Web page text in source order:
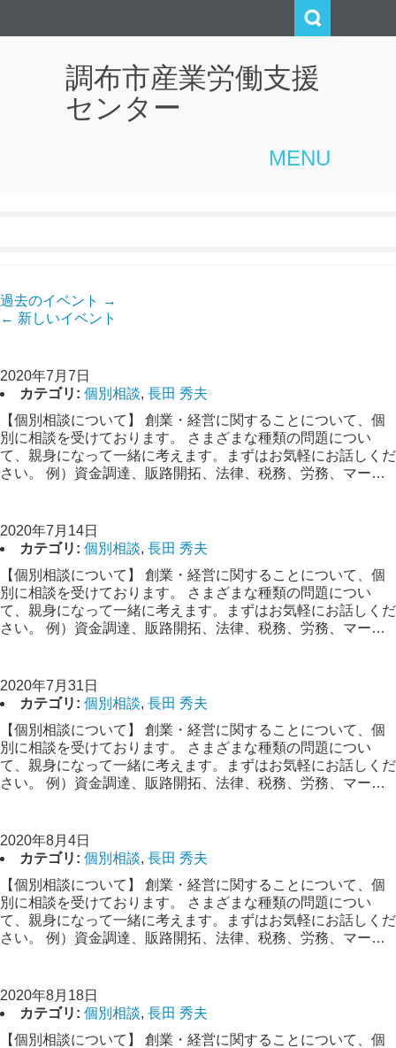
調布市産業労働支援
センター
MENU
過去のイベント
→
← 新しいイベント
2020年7月7日
カテゴリ: 個別相談, 長田 秀夫
【個別相談について】 創業・経営に関することについて、個
別に相談を受けております。 さまざまな種類の問題につい
て、親身になって一緒に考えます。まずはお気軽にお話しくだ
さい。 例）資金調達、販路開拓、法律、税務、労務、マー…
2020年7月14日
カテゴリ: 個別相談, 長田 秀夫
【個別相談について】 創業・経営に関することについて、個
別に相談を受けております。 さまざまな種類の問題につい
て、親身になって一緒に考えます。まずはお気軽にお話しくだ
さい。 例）資金調達、販路開拓、法律、税務、労務、マー…
2020年7月31日
カテゴリ: 個別相談, 長田 秀夫
【個別相談について】 創業・経営に関することについて、個
別に相談を受けております。 さまざまな種類の問題につい
て、親身になって一緒に考えます。まずはお気軽にお話しくだ
さい。 例）資金調達、販路開拓、法律、税務、労務、マー…
2020年8月4日
カテゴリ: 個別相談, 長田 秀夫
【個別相談について】 創業・経営に関することについて、個
別に相談を受けております。 さまざまな種類の問題につい
て、親身になって一緒に考えます。まずはお気軽にお話しくだ
さい。 例）資金調達、販路開拓、法律、税務、労務、マー…
2020年8月18日
カテゴリ: 個別相談, 長田 秀夫
【個別相談について】 創業・経営に関することについて、個